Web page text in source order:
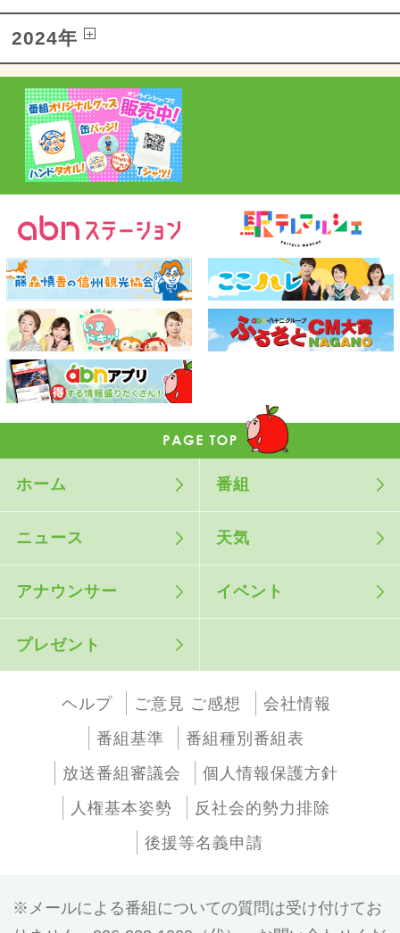
2024年
ホーム 番組
ニュース 天気
アナウンサー イベント
プレゼント
ヘルプ ご意見 ご感想
会社情報
番組基準
番組種別番組表
放送番組審議会
個人情報保護方針
人権基本姿勢
反社会的勢力排除
後援等名義申請
メールによる番組についての質問は受け付けてお